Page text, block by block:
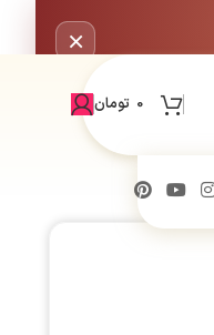
×
0 تومان